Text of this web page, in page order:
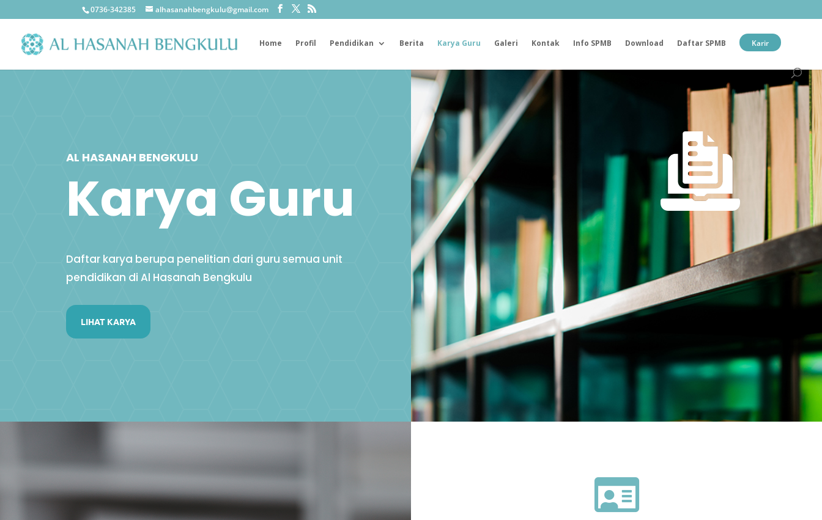
0736-342385 alhasanahbengkulu@gmail.com
Home Profil Pendidikan Berita Karya Guru Galeri Kontak Info SPMB Download Daftar SPMB Karir
AL HASANAH BENGKULU
Karya Guru
Daftar karya berupa penelitian dari guru semua unit
pendidikan di Al Hasanah Bengkulu
LIHAT KARYA
